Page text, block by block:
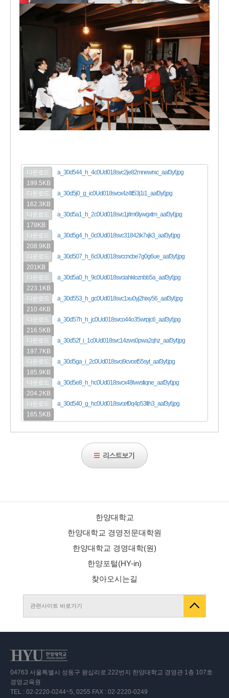
다운로드
a_30d544_h_4c0Ud018svc2je82mnewrxc_aaf3yf.jpg
199.5KB
다운로드
a_30d5j0_g_ic0Ud018svcx4z4tt53j1i1_aaf3yf.jpg
162.3KB
다운로드
a_30d5a1_h_2c0Ud018svc1jrlm6tywgxtm_aaf3yf.jpg
178KB
다운로드
a_30d5g4_h_0c0Ud018svc31842ik7xjk3_aaf3yf.jpg
208.9KB
다운로드
a_30d507_h_6c0Ud018svccncbe7g0g6ue_aaf3yf.jpg
201KB
다운로드
a_30d5a0_h_9c0Ud018svciahkloznbb5a_aaf3yf.jpg
223.1KB
다운로드
a_30d553_h_gc0Ud018svc1xu0yj2hixy56_aaf3yf.jpg
210.4KB
다운로드
a_30d57h_h_jc0Ud018svco44o35wrpjc6_aaf3yf.jpg
216.5KB
다운로드
a_30d52f_i_1c0Ud018svc14zws0pwa2qhz_aaf3yf.jpg
197.7KB
다운로드
a_30d5ga_i_2c0Ud018svci9cvcet55syt_aaf3yf.jpg
185.9KB
다운로드
a_30d5e8_h_hc0Ud018svcx48lvwstiqne_aaf3yf.jpg
204.2KB
다운로드
a_30d540_g_hc0Ud018svcef0q4p53fih3_aaf3yf.jpg
165.5KB
리스트보기
한양대학교
한양대학교 경영전문대학원
한양대학교 경영대학(원)
한양포털(HY-in)
찾아오시는길
04763 서울특별시 성동구 왕십리로 222번지 한양대학교 경영관 1층 107호
경영교육원
TEL : 02-2220-0244~5, 0255 FAX : 02-2220-0249
관련사이트 바로가기